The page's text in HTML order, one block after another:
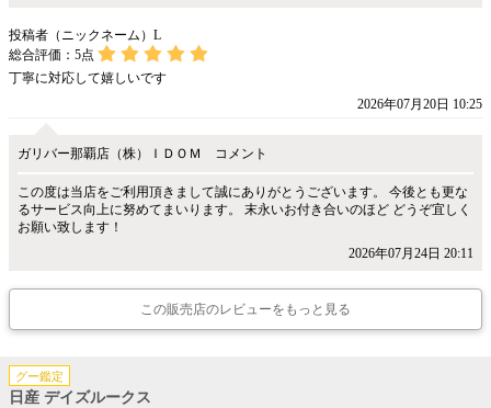
投稿者（ニックネーム）L
総合評価： 5点
丁寧に対応して嬉しいです
2026年07月20日 10:25
ガリバー那覇店（株）ＩＤＯＭ コメント
この度は当店をご利用頂きまして誠にありがとうございます。 今後とも更な
るサービス向上に努めてまいります。 末永いお付き合いのほど どうぞ宜しく
お願い致します！
2026年07月24日 20:11
この販売店のレビューをもっと見る
グー鑑定
日産 デイズルークス